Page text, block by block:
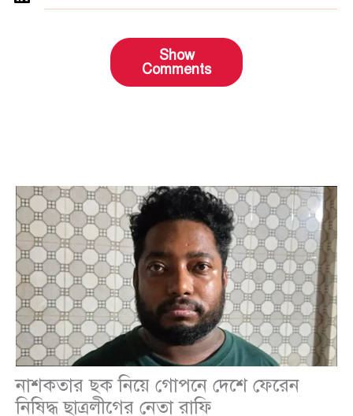
Show
Comments
নাশকতার ছক নিয়ে গোপনে দেশে ফেরেন
নিষিদ্ধ ছাত্রলীগের নেতা রাফি